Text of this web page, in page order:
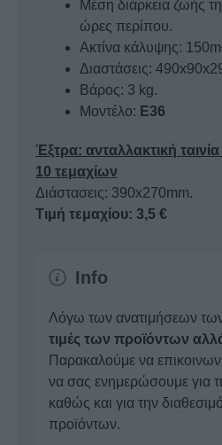
Μέση διάρκεια ζωής
ώρες περίπου.
Ακτίνα κάλυψης:
Διαστάσεις:
Βάρος: 3 kg.
Μοντέλο: Ε36
Έξτρα: ανταλλακτική
10 τεμαχίων
Διάστασεις: 390x270mm.
Τιμή τεμαχίου: 3,5 €
Info
Λόγω των ανατιμήσεων
τιμές των προϊόντων
Παρακαλούμε να
να σας ενημερώσουμε για
καθώς και για την
προϊόντων.